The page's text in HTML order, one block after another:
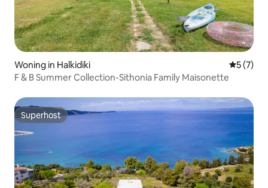
Woning in Halkidiki
5 (7)
F & B Summer Collection-Sithonia Family Maisonette
Superhost
Superhost